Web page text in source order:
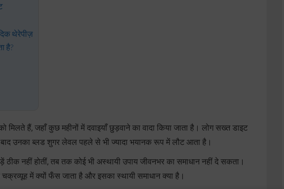
थेरेपीज़
है?
हैं, जहाँ कुछ महीनों में दवाइयाँ छुड़वाने का वादा किया जाता है। लोग सख्त डाइट
उनका ब्लड शुगर लेवल पहले से भी ज्यादा भयानक रूप में लौट आता है।
नहीं होतीं, तब तक कोई भी अस्थायी उपाय जीवनभर का समाधान नहीं दे सकता।
में क्यों फँस जाता है और इसका स्थायी समाधान क्या है।